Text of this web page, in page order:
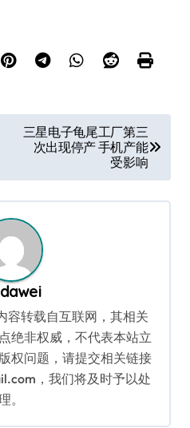
三星电子龟尾工厂第三
次出现停产 手机产能
受影响
dawei
容转载自互联网，其相关
绝非权威，不代表本站立
权问题，请提交相关链接
，我们将及时予以处
。